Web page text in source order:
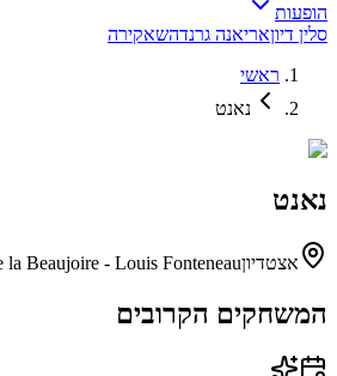
הופעות
סלין דיוןאריאנה גרנדהשאקירה
ראשי
נאנט
נאנט
אצטדיוןla Beaujoire - Louis Fonteneau
המשחקים הקרובים